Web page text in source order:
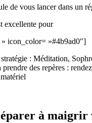
de vous lancer dans un
excellente pour
icon_color= »#4b9ad0″]
stratégie : Méditation,
prendre des repères :
à maigrir